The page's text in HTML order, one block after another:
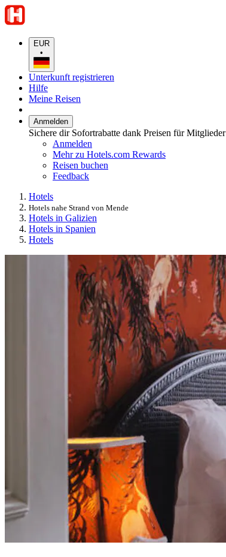
EUR
•
Unterkunft registrieren
Hilfe
Meine Reisen
Anmelden
Sichere dir Sofortrabatte dank Preisen für Mitglieder
Anmelden
Mehr zu Hotels.com Rewards
Reisen buchen
Feedback
Hotels
Hotels nahe Strand von Mende
Hotels in Galizien
Hotels in Spanien
Hotels